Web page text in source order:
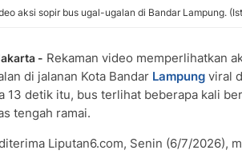
aksi sopir bus ugal-ugalan di Bandar Lampung.
- Rekaman video memperlihatkan
di jalanan Kota Bandar Lampung viral
13 detik itu, bus terlihat beberapa kali
tengah ramai.
Liputan6.com, Senin (6/7/2026),